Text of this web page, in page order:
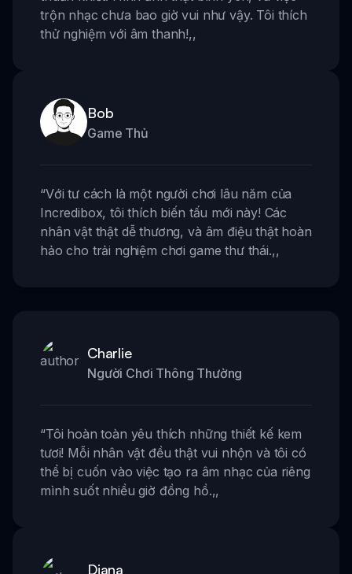
trộn nhạc chưa bao giờ vui như vậy. Tôi thích
thử nghiệm với âm thanh!,,
Bob
Game Thủ
“Với tư cách là một người chơi lâu năm của
Incredibox, tôi thích biến tấu mới này! Các
nhân vật thật dễ thương, và âm điệu thật hoàn
hảo cho trải nghiệm chơi game thư thái.,,
Charlie
Người Chơi Thông Thường
“Tôi hoàn toàn yêu thích những thiết kế kem
tươi! Mỗi nhân vật đều thật vui nhộn và tôi có
thể bị cuốn vào việc tạo ra âm nhạc của riêng
mình suốt nhiều giờ đồng hồ.,,
Diana